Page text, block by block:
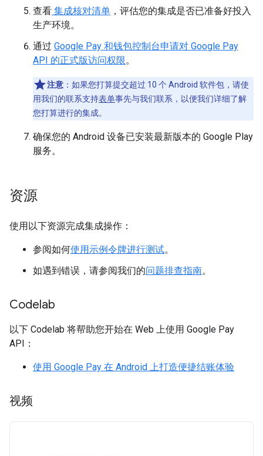
查看 集成核对清单 ，评估您的集成是否已准备好投入
生产环境。
通过 Google Pay 和钱包控制台申请对 Google Pay
API 的正式版访问权限。
注意 ：如果您打算提交超过 10 个 Android 软件包，请使
用我们的联系支持表单事先与我们联系，以便我们详细了解
您打算进行的集成。
确保您的 Android 设备已安装最新版本的 Google Play
服务。
资源
使用以下资源完成集成操作：
参阅如何使用示例令牌进行测试。
如遇到错误，请参阅我们的问题排查指南。
Codelab
以下 Codelab 将帮助您开始在 Web 上使用 Google Pay
API：
使用 Google Pay 在 Android 上打造便捷结账体验
视频